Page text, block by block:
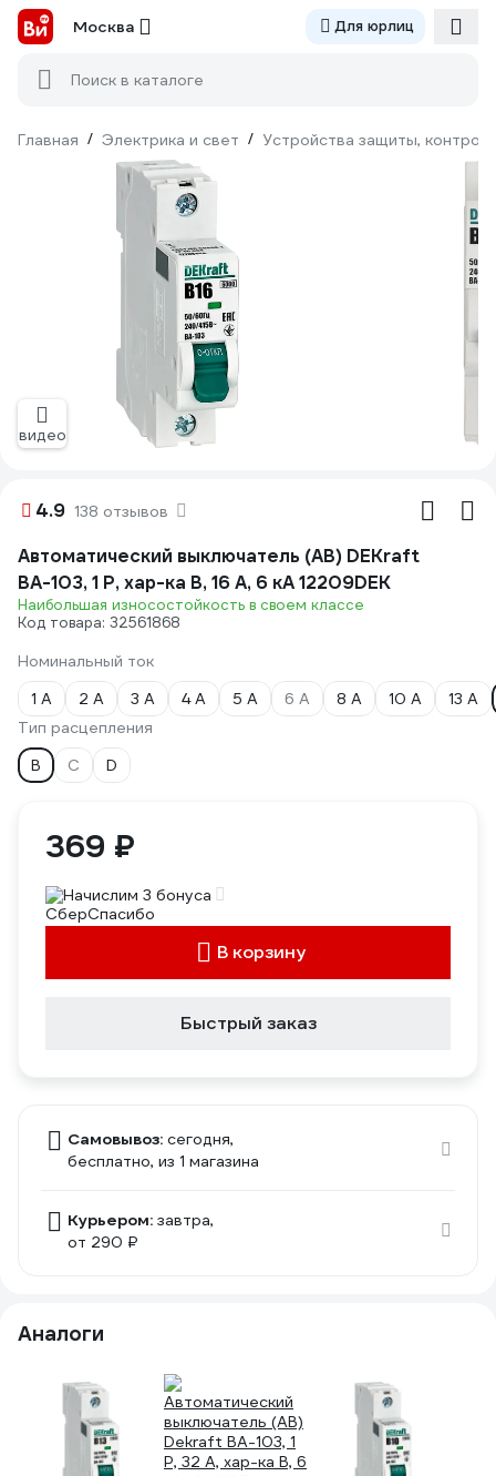
Москва Для юрлиц
Поиск в каталоге
Главная / Электрика и свет / Устройства защиты,
видео
4.9 138 отзывов
Автоматический выключатель (АВ) DEKraft
ВА-103, 1 Р, хар-ка B, 16 А, 6 кА 12209DEK
Наибольшая износостойкость в своем классе
Код товара: 32561868
Номинальный ток
1 А
2 А 3 А 4 А 5 А 6 А 8 А 10 А
13 А
Тип расцепления
B
C D
369 ₽
Начислим 3 бонуса
В корзину
Быстрый заказ
Самовывоз: сегодня,
бесплатно, из 1 магазина
Курьером: завтра,
от 290 ₽
Аналоги